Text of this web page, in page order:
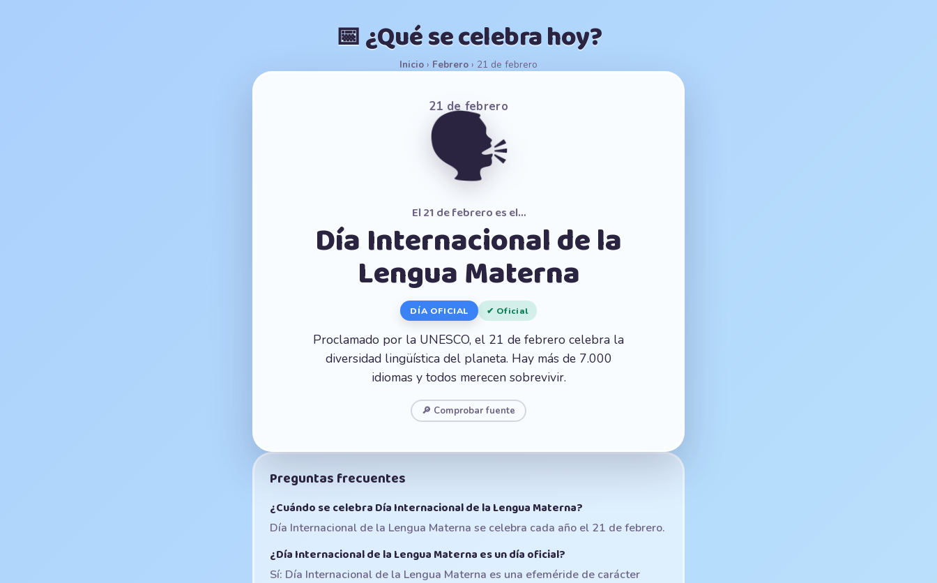
📅 ¿Qué se celebra hoy?
Inicio › Febrero › 21 de febrero
21 de febrero
🗣️
El 21 de febrero es el…
Día Internacional de la
Lengua Materna
DÍA OFICIAL ✔ Oficial
Proclamado por la UNESCO, el 21 de febrero celebra la
diversidad lingüística del planeta. Hay más de 7.000
idiomas y todos merecen sobrevivir.
🔎 Comprobar fuente
Preguntas frecuentes
¿Cuándo se celebra Día Internacional de la Lengua Materna?
Día Internacional de la Lengua Materna se celebra cada año el 21 de febrero.
¿Día Internacional de la Lengua Materna es un día oficial?
Sí: Día Internacional de la Lengua Materna es una efeméride de carácter